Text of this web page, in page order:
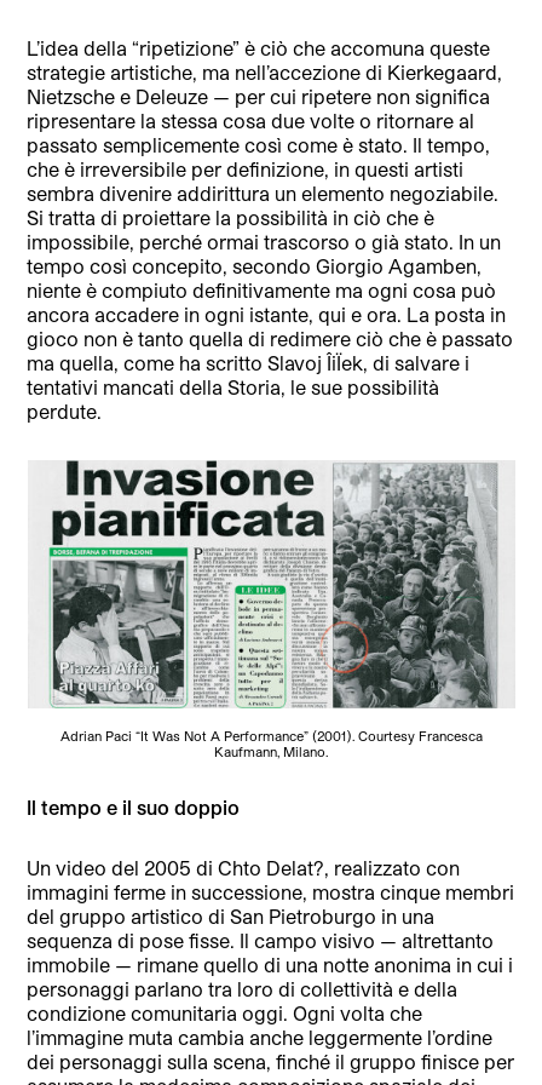
L’idea della “ripetizione” è ciò che accomuna queste
strategie artistiche, ma nell’accezione di Kierkegaard,
Nietzsche e Deleuze — per cui ripetere non significa
ripresentare la stessa cosa due volte o ritornare al
passato semplicemente così come è stato. Il tempo,
che è irreversibile per definizione, in questi artisti
sembra divenire addirittura un elemento negoziabile.
Si tratta di proiettare la possibilità in ciò che è
impossibile, perché ormai trascorso o già stato. In un
tempo così concepito, secondo Giorgio Agamben,
niente è compiuto definitivamente ma ogni cosa può
ancora accadere in ogni istante, qui e ora. La posta in
gioco non è tanto quella di redimere ciò che è passato
ma quella, come ha scritto Slavoj ÎiÏek, di salvare i
tentativi mancati della Storia, le sue possibilità
perdute.
Adrian Paci “It Was Not A Performance” (2001). Courtesy Francesca
Kaufmann, Milano.
Il tempo e il suo doppio
Un video del 2005 di Chto Delat?, realizzato con
immagini ferme in successione, mostra cinque membri
del gruppo artistico di San Pietroburgo in una
sequenza di pose fisse. Il campo visivo — altrettanto
immobile — rimane quello di una notte anonima in cui i
personaggi parlano tra loro di collettività e della
condizione comunitaria oggi. Ogni volta che
l’immagine muta cambia anche leggermente l’ordine
dei personaggi sulla scena, finché il gruppo finisce per